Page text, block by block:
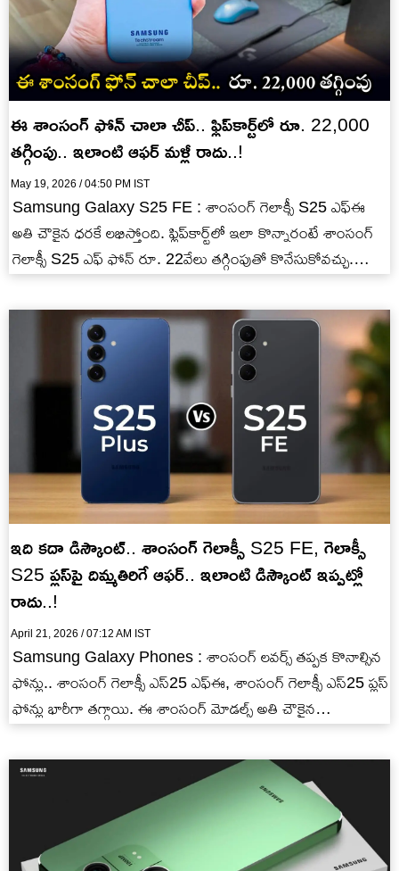
ఈ శాంసంగ్ ఫోన్ చాలా చీప్.. ఫ్లిప్‌కార్ట్‌లో రూ. 22,000
తగ్గింపు.. ఇలాంటి ఆఫర్ మళ్లీ రాదు..!
May 19, 2026 / 04:50 PM IST
Samsung Galaxy S25 FE : శాంసంగ్ గెలాక్సీ S25 ఎఫ్ఈ
అతి చౌకైన ధరకే లభిస్తోంది. ఫ్లిప్‌కార్ట్‌లో ఇలా కొన్నారంటే శాంసంగ్
గెలాక్సీ S25 ఎఫ్ ఫోన్ రూ. 22వేలు తగ్గింపుతో కొనేసుకోవచ్చు.…
ఇది కదా డిస్కౌంట్.. శాంసంగ్ గెలాక్సీ S25 FE, గెలాక్సీ
S25 ప్లస్‌పై దిమ్మతిరిగే ఆఫర్.. ఇలాంటి డిస్కౌంట్ ఇప్పట్లో
రాదు..!
April 21, 2026 / 07:12 AM IST
Samsung Galaxy Phones : శాంసంగ్ లవర్స్ తప్పక కొనాల్సిన
ఫోన్లు.. శాంసంగ్ గెలాక్సీ ఎస్25 ఎఫ్ఈ, శాంసంగ్ గెలాక్సీ ఎస్25 ప్లస్
ఫోన్లు భారీగా తగ్గాయి. ఈ శాంసంగ్ మోడల్స్ అతి చౌకైన…